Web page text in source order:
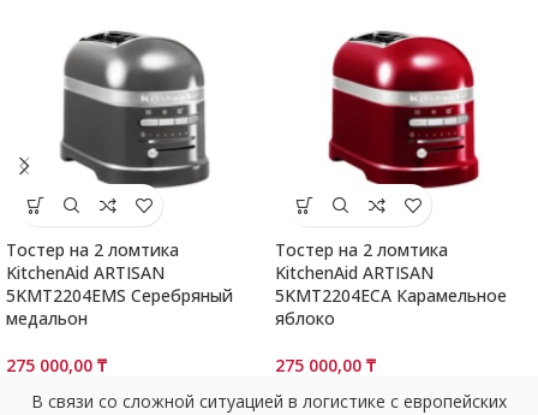
Тостер на 2 ломтика
KitchenAid ARTISAN
5KMT2204EMS Серебряный
медальон
275 000,00 ₸
Тостер на 2 ломтика
KitchenAid ARTISAN
5KMT2204ECA Карамельное
яблоко
275 000,00 ₸
В связи со сложной ситуацией в логистике с европейских